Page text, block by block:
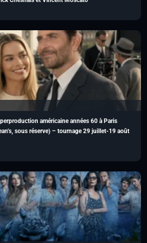
américaine années 60 à Paris
sous réserve) – tournage 29 juillet-19 août